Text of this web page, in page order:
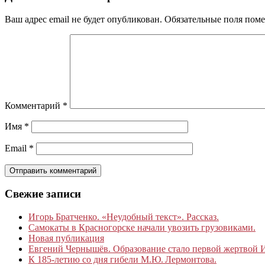
Ваш адрес email не будет опубликован. Обязательные поля
Комментарий *
Имя *
Email *
Свежие записи
Игорь Братченко. «Неудобный текст». Рассказ.
Самокаты в Красногорске начали увозить грузовиками.
Новая публикация
Евгений Чернышёв. Образование стало первой
К 185‑летию со дня гибели М.Ю. Лермонтова.